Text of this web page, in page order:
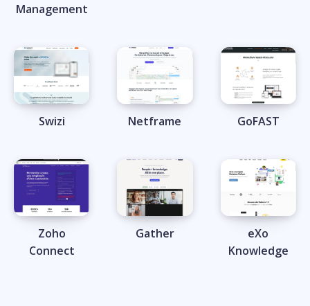
Management
Swizi Netframe GoFAST
Zoho
Connect
Gather
eXo
Knowledge